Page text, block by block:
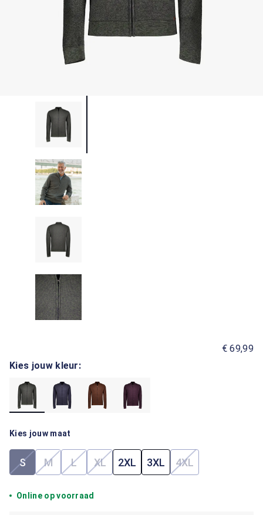
€ 69,99
Kies jouw kleur:
Kies jouw maat
S(Deze optie is momenteel niet beschikbaar.)
M(Deze optie is momenteel niet beschikbaar.)
L(Deze optie is momenteel niet beschikbaar.)
XL(Deze optie is momenteel niet
2XL 3XL 4XL(Deze optie is
Online op voorraad